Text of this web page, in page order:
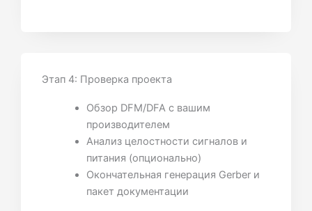
Этап 4: Проверка проекта
Обзор DFM/DFA с вашим
производителем
Анализ целостности сигналов и
питания (опционально)
Окончательная генерация Gerber и
пакет документации